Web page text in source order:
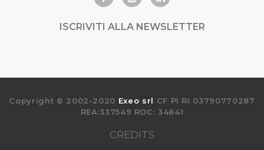
ISCRIVITI ALLA NEWSLETTER
Copyright © 2002-2020 Exeo srl CF PI RI 03790770287
REA:337549 ROC: 34841
CREDITS